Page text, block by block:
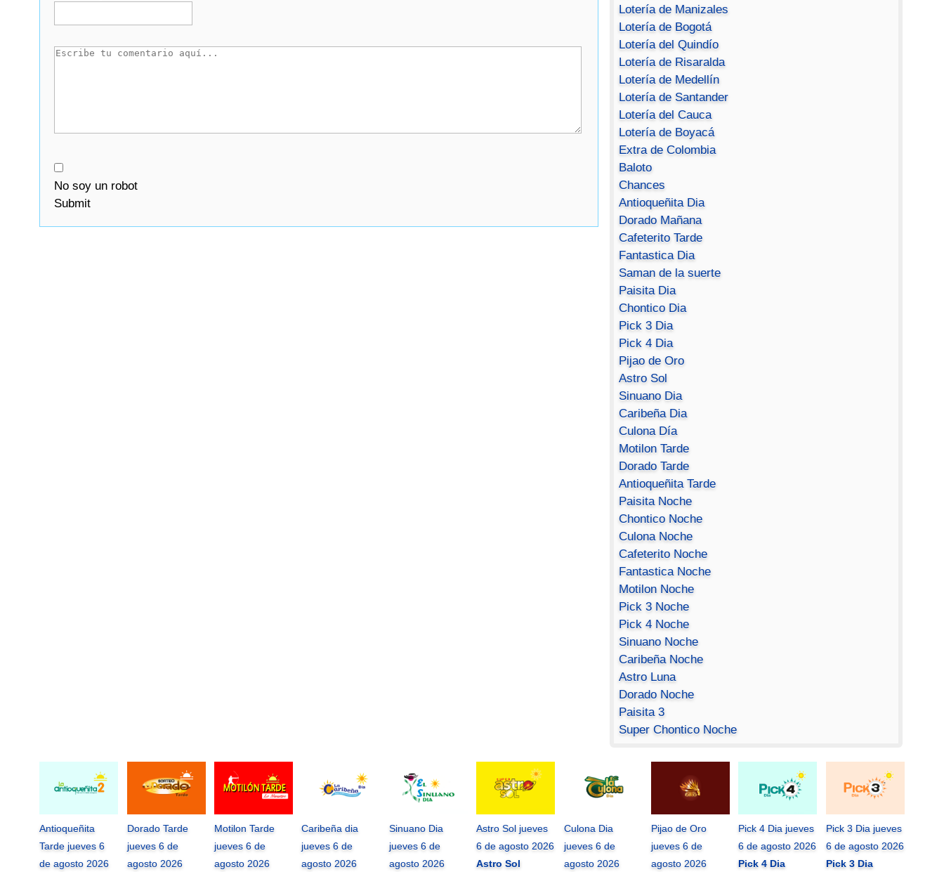
No soy un robot
Submit
Lotería de Manizales
Lotería de Bogotá
Lotería del Quindío
Lotería de Risaralda
Lotería de Medellín
Lotería de Santander
Lotería del Cauca
Lotería de Boyacá
Extra de Colombia
Baloto
Chances
Antioqueñita Dia
Dorado Mañana
Cafeterito Tarde
Fantastica Dia
Saman de la suerte
Paisita Dia
Chontico Dia
Pick 3 Dia
Pick 4 Dia
Pijao de Oro
Astro Sol
Sinuano Dia
Caribeña Dia
Culona Día
Motilon Tarde
Dorado Tarde
Antioqueñita Tarde
Paisita Noche
Chontico Noche
Culona Noche
Cafeterito Noche
Fantastica Noche
Motilon Noche
Pick 3 Noche
Pick 4 Noche
Sinuano Noche
Caribeña Noche
Astro Luna
Dorado Noche
Paisita 3
Super Chontico Noche
Antioqueñita
Tarde jueves 6
de agosto 2026
Dorado Tarde
jueves 6 de
agosto 2026
Motilon Tarde
jueves 6 de
agosto 2026
Caribeña dia
jueves 6 de
agosto 2026
Sinuano Dia
jueves 6 de
agosto 2026
Astro Sol jueves
6 de agosto 2026
Astro Sol
Culona Dia
jueves 6 de
agosto 2026
Pijao de Oro
jueves 6 de
agosto 2026
Pick 4 Dia jueves
6 de agosto 2026
Pick 4 Dia
Pick 3 Dia jueves
6 de agosto 2026
Pick 3 Dia